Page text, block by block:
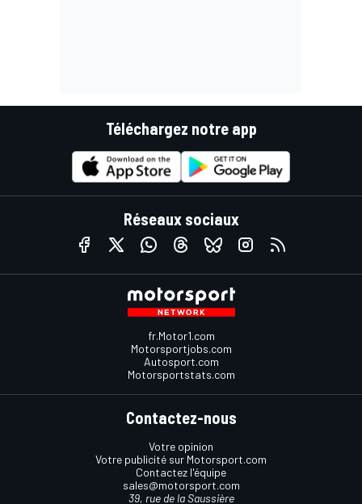
Téléchargez notre app
Réseaux sociaux
fr.Motor1.com
Motorsportjobs.com
Autosport.com
Motorsportstats.com
Contactez-nous
Votre opinion
Votre publicité sur Motorsport.com
Contactez l'équipe
sales@motorsport.com
39, rue de la Saussière